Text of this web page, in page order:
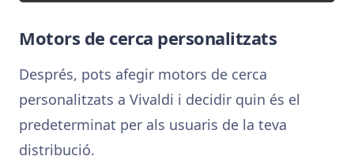
Motors de cerca personalitzats
Després, pots afegir motors de cerca
personalitzats a Vivaldi i decidir quin és el
predeterminat per als usuaris de la teva
distribució.